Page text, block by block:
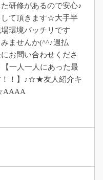
研修があるので安心♪
して頂きます☆大手半
環境バッチリです
ませんか(^^♪週払
お問い合わせくださ
一人一人にあった最
！！】♪☆★友人紹介キ